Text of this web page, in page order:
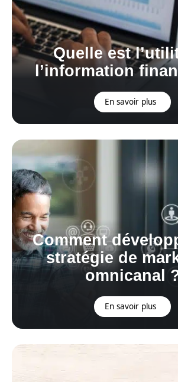
Quelle est
l’information
En savoir plus
Comment
stratégie de
omnicanal
En savoir plus